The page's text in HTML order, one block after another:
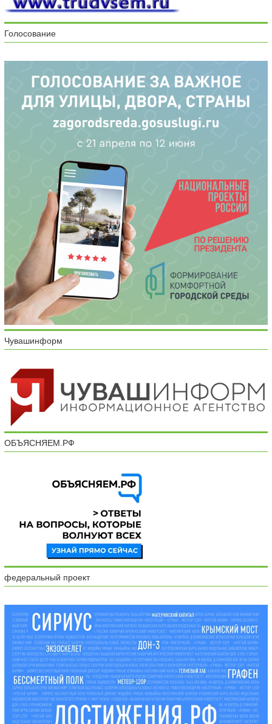
Голосование
Чувашинформ
ОБЪЯСНЯЕМ.РФ
федеральный проект